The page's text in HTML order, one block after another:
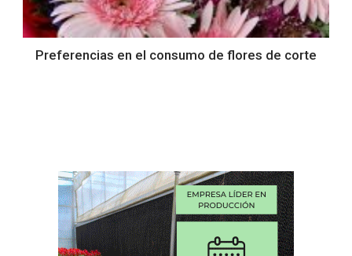
Preferencias en el consumo de flores de corte